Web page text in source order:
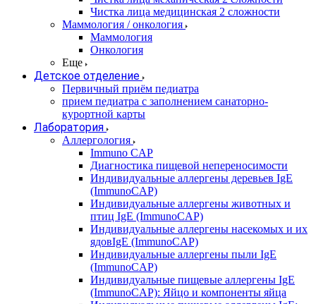
Чистка лица медицинская 2 сложности
Маммология / онкология
Маммология
Онкология
Еще
Детское отделение
Первичный приём педиатра
прием педиатра с заполнением санаторно-
курортной карты
Лаборатория
Аллергология
Immuno CAP
Диагностика пищевой непереносимости
Индивидуальные аллергены деревьев IgE
(ImmunoCAP)
Индивидуальные аллергены животных и
птиц IgE (ImmunoCAP)
Индивидуальные аллергены насекомых и их
ядовIgE (ImmunoCAP)
Индивидуальные аллергены пыли IgE
(ImmunoCAP)
Индивидуальные пищевые аллергены IgE
(ImmunoCAP): Яйцо и компоненты яйца